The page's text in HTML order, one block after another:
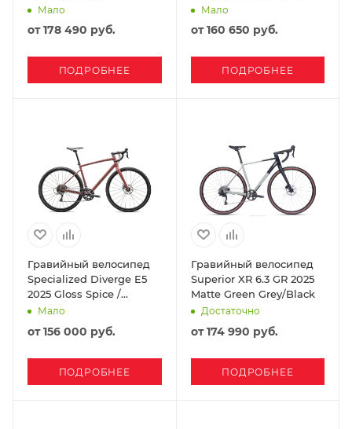
Мало
от178 490 руб.
ПОДРОБНЕЕ
Metallic
Мало
от160 650 руб.
ПОДРОБНЕЕ
Гравийный велосипед
Specialized Diverge E5
2025 Gloss Spice /
Gunmetal
Мало
от156 000 руб.
ПОДРОБНЕЕ
Гравийный велосипед
Superior XR 6.3 GR 2025
Matte Green Grey/Black
Достаточно
от174 990 руб.
ПОДРОБНЕЕ